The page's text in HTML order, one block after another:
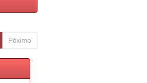
Póximo